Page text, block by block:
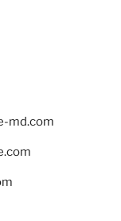
md.com